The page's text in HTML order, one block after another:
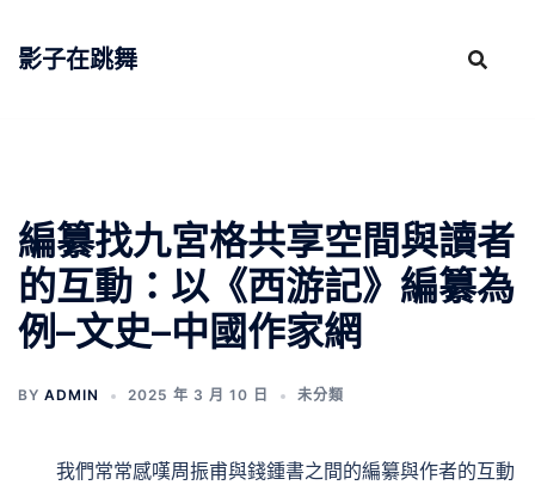
影子在跳舞
編纂找九宮格共享空間與讀者
的互動：以《西游記》編纂為
例–文史–中國作家網
BY ADMIN 2025 年 3 月 10 日 未分類
我們常常感嘆周振甫與錢鍾書之間的編纂與作者的互動